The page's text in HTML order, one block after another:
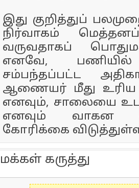
இது குறித்துப்
நிர்வாகம்
வருவதாகப்
எனவே, பணியில்
சம்பந்தப்பட்ட
ஆணையர் மீது உரிய
எனவும், சாலையை
எனவும் வாகன
கோரிக்கை
மக்கள் கருத்து